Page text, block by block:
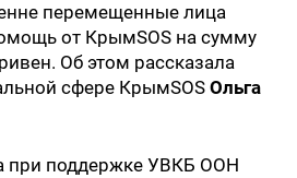
перемещенные лица
от КрымSOS на сумму
Об этом рассказала
сфере КрымSOSОльга
при поддержке УВКБ ООН